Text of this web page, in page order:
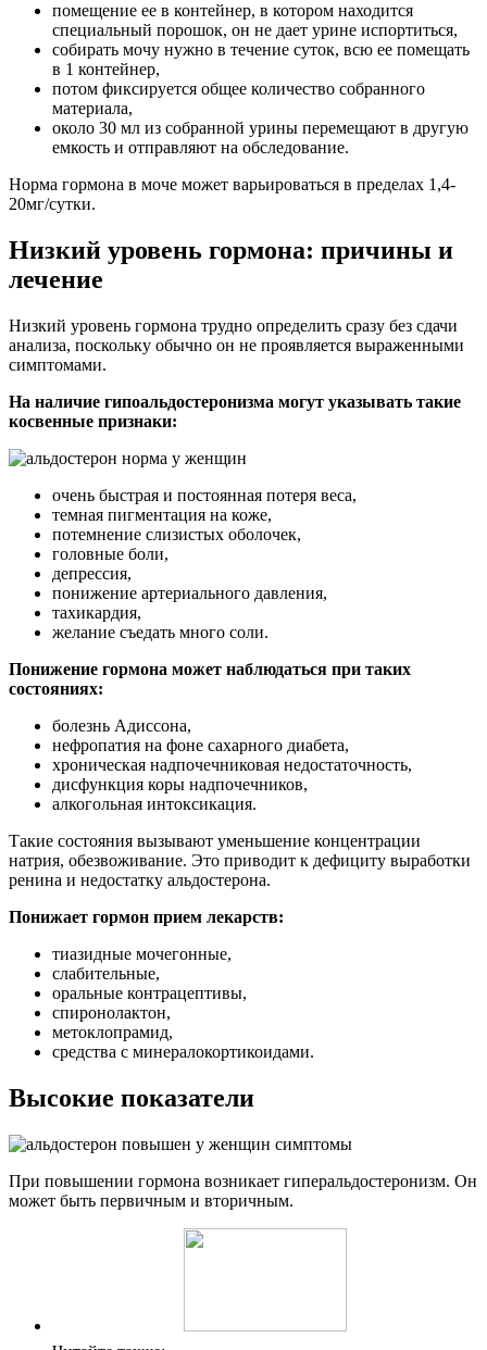
помещение ее в контейнер, в котором находится
специальный порошок, он не дает урине испортиться,
собирать мочу нужно в течение суток, всю ее помещать
в 1 контейнер,
потом фиксируется общее количество собранного
материала,
около 30 мл из собранной урины перемещают в другую
емкость и отправляют на обследование.
Норма гормона в моче может варьироваться в пределах 1,4-
20мг/сутки.
Низкий уровень гормона: причины и
лечение
Низкий уровень гормона трудно определить сразу без сдачи
анализа, поскольку обычно он не проявляется выраженными
симптомами.
На наличие гипоальдостеронизма могут указывать такие
косвенные признаки:
очень быстрая и постоянная потеря веса,
темная пигментация на коже,
потемнение слизистых оболочек,
головные боли,
депрессия,
понижение артериального давления,
тахикардия,
желание съедать много соли.
Понижение гормона может наблюдаться при таких
состояниях:
болезнь Адиссона,
нефропатия на фоне сахарного диабета,
хроническая надпочечниковая недостаточность,
дисфункция коры надпочечников,
алкогольная интоксикация.
Такие состояния вызывают уменьшение концентрации
натрия, обезвоживание. Это приводит к дефициту выработки
ренина и недостатку альдостерона.
Понижает гормон прием лекарств:
тиазидные мочегонные,
слабительные,
оральные контрацептивы,
спиронолактон,
метоклопрамид,
средства с минералокортикоидами.
Высокие показатели
При повышении гормона возникает гиперальдостеронизм. Он
может быть первичным и вторичным.